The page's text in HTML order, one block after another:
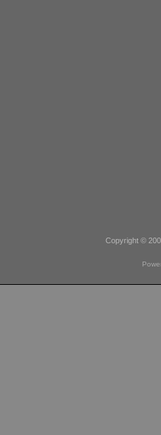
Copyright ©